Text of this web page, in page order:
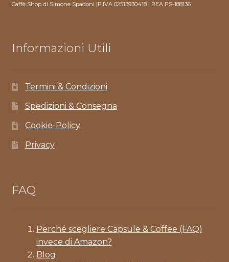
Caffè Shop di Simone Spadoni |P.IVA 02513930418 | REA PS-188136
Informazioni Utili
Termini & Condizioni
Spedizioni & Consegna
Cookie-Policy
Privacy
FAQ
Perché scegliere Capsule & Coffee (FAQ)
invece di Amazon?
Blog